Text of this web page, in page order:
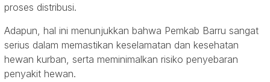
proses distribusi.
Adapun, hal ini menunjukkan bahwa Pemkab Barru sangat
serius dalam memastikan keselamatan dan kesehatan
hewan kurban, serta meminimalkan risiko penyebaran
penyakit hewan.